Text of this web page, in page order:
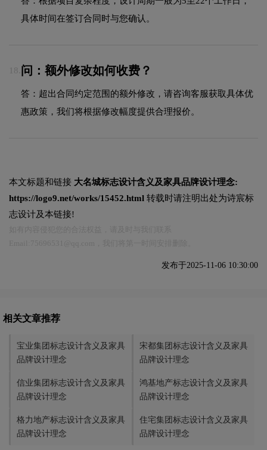
具体时间在签订合同时与您确认。
18. 问：额外修改如何收费？
答：超出合同约定范围的额外修改，请咨询客服获取具体优
惠政策，我们将根据修改幅度提供合理报价。
本文标题和链接 大名城标志设计含义及家具品牌设计理念:
https://logo9.net/works/15452.html 转载时请注明出处为诗宸标
志设计及本链接!
发布于2025-11-06 10:30:00
相关文章推荐
宝业集团标志设计含义及家具
品牌设计理念
宋都集团标志设计含义及家具
品牌设计理念
信业集团标志设计含义及家具
品牌设计理念
鸿基地产标志设计含义及家具
品牌设计理念
格力地产标志设计含义及家具
品牌设计理念
住宅集团标志设计含义及家具
品牌设计理念